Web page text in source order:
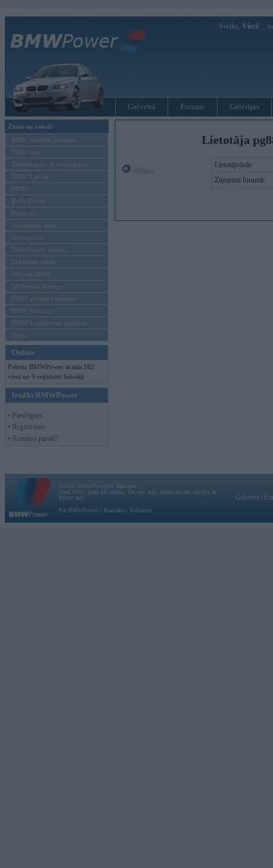
Sveiks, Viesi!
Galvenā Forums Galerijas
Ziņas un raksti
BMW modeļu jaunumi
BMW testi
Tehnoloģijas & sasniegumi
BMW Latvijā
MINI
Rolls-Royce
Pasākumi
Vadāmības tests
Autosports
BMWPower aktuāli
Reklāmas raksti
Mēneša BMW
Sērijveida tūnings
BMW pasaules jaunumi
BMW koncepti
BMW konkurentu jaunumi
Moto
Online
Pašreiz BMWPower skatās 182
viesi un 0 reģistrēti lietotāji.
Ienākt BMWPower
• Pieslēgties
• Reģistrēties
• Aizmirsi paroli?
Lietotāja
Lietotājvārds:
Ziņojumi forumā:
Vortāls BMWPower.lv darbojas
kopš 2002. gada 14. maija. Tas nav auto klubs un nav saistīts ar
BMW AG.
Par BMWPower
Kontakti Reklāma
Galvena